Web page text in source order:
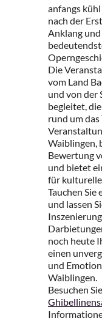
anfangs
nach der
Anklang
Die
vom Land
und von der
begleitet,
rund um
Waiblingen,
Bewertung
und bietet
für
Tauchen
und lassen
noch heute
einen
und
Waiblingen.
Besuchen